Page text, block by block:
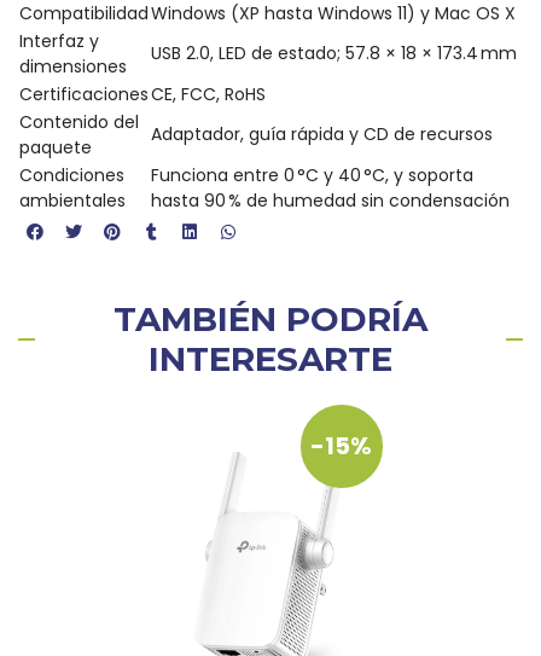
CompatibilidadWindows (XP hasta Windows 11) y Mac OS X
Interfaz y
dimensiones
USB 2.0, LED de estado; 57.8 × 18 × 173.4 mm
CertificacionesCE, FCC, RoHS
Contenido del
paquete
Adaptador, guía rápida y CD de recursos
Condiciones
ambientales
Funciona entre 0 °C y 40 °C, y soporta
hasta 90 % de humedad sin condensación
TAMBIÉN PODRÍA
INTERESARTE
-15%